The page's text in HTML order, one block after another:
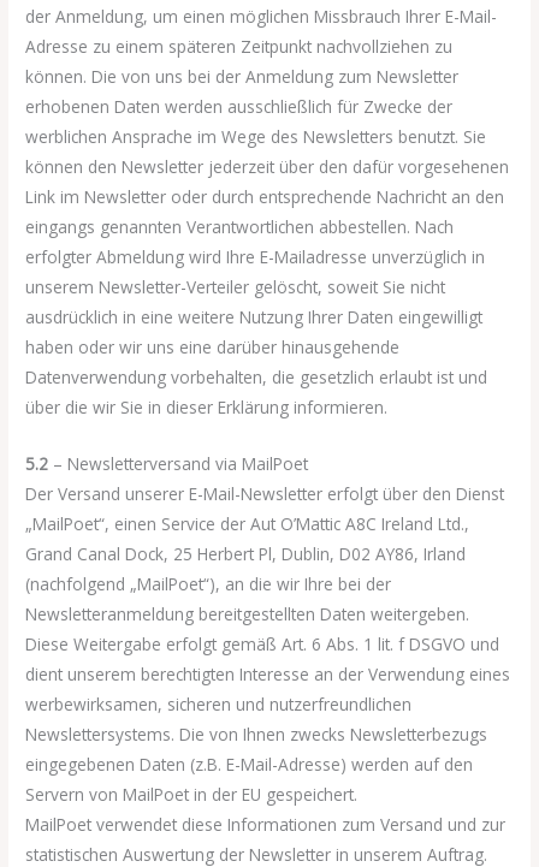
der Anmeldung, um einen möglichen Missbrauch Ihrer E-Mail-
Adresse zu einem späteren Zeitpunkt nachvollziehen zu
können. Die von uns bei der Anmeldung zum Newsletter
erhobenen Daten werden ausschließlich für Zwecke der
werblichen Ansprache im Wege des Newsletters benutzt. Sie
können den Newsletter jederzeit über den dafür vorgesehenen
Link im Newsletter oder durch entsprechende Nachricht an den
eingangs genannten Verantwortlichen abbestellen. Nach
erfolgter Abmeldung wird Ihre E-Mailadresse unverzüglich in
unserem Newsletter-Verteiler gelöscht, soweit Sie nicht
ausdrücklich in eine weitere Nutzung Ihrer Daten eingewilligt
haben oder wir uns eine darüber hinausgehende
Datenverwendung vorbehalten, die gesetzlich erlaubt ist und
über die wir Sie in dieser Erklärung informieren.
5.2 – Newsletterversand via MailPoet
Der Versand unserer E-Mail-Newsletter erfolgt über den Dienst
„MailPoet“, einen Service der Aut O’Mattic A8C Ireland Ltd.,
Grand Canal Dock, 25 Herbert Pl, Dublin, D02 AY86, Irland
(nachfolgend „MailPoet“), an die wir Ihre bei der
Newsletteranmeldung bereitgestellten Daten weitergeben.
Diese Weitergabe erfolgt gemäß Art. 6 Abs. 1 lit. f DSGVO und
dient unserem berechtigten Interesse an der Verwendung eines
werbewirksamen, sicheren und nutzerfreundlichen
Newslettersystems. Die von Ihnen zwecks Newsletterbezugs
eingegebenen Daten (z.B. E-Mail-Adresse) werden auf den
Servern von MailPoet in der EU gespeichert.
MailPoet verwendet diese Informationen zum Versand und zur
statistischen Auswertung der Newsletter in unserem Auftrag.